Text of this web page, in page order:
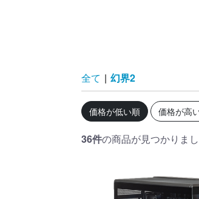
初心者の方、「どのPC
べばいいかわからない
んな方にこそ選んでほし
い、エントリーモデルで
す。
全て | 幻界2
価格が低い順 価格が高
36件の商品が見つかりま